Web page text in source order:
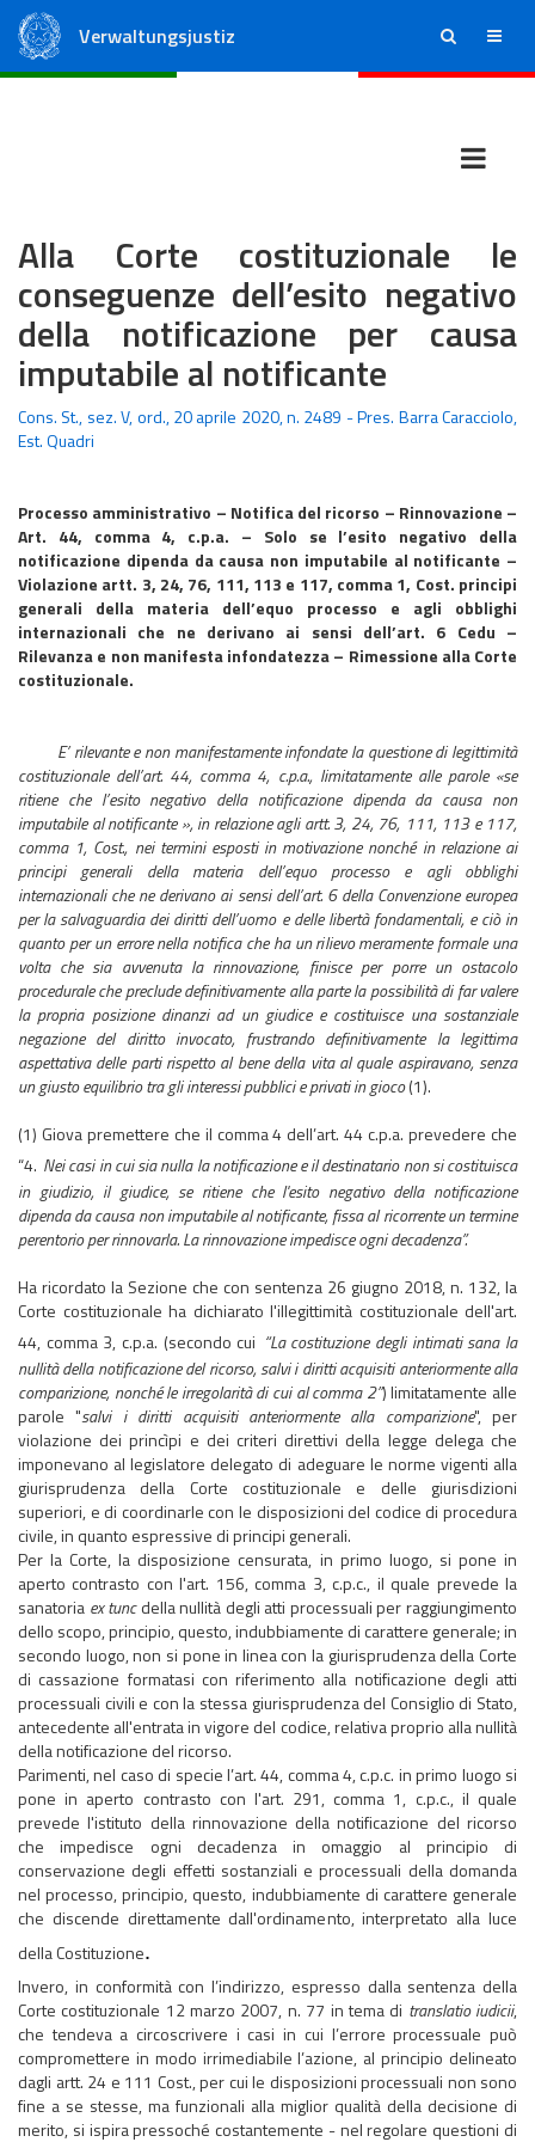
Verwaltungsjustiz ricerca menu
Alla Corte costituzionale le
conseguenze dell’esito negativo
della notificazione per causa
imputabile al notificante
Cons. St., sez. V, ord., 20 aprile 2020, n. 2489 - Pres. Barra Caracciolo,
Est. Quadri
Processo amministrativo – Notifica del ricorso – Rinnovazione –
Art. 44, comma 4, c.p.a. – Solo se l’esito negativo della
notificazione dipenda da causa non imputabile al notificante –
Violazione artt. 3, 24, 76, 111, 113 e 117, comma 1, Cost. principi
generali della materia dell’equo processo e agli obblighi
internazionali che ne derivano ai sensi dell’art. 6 Cedu –
Rilevanza e non manifesta infondatezza – Rimessione alla Corte
costituzionale.
E’ rilevante e non manifestamente infondate la questione di legittimità
costituzionale dell’art. 44, comma 4, c.p.a., limitatamente alle parole «se
ritiene che l’esito negativo della notificazione dipenda da causa non
imputabile al notificante », in relazione agli artt. 3, 24, 76, 111, 113 e 117,
comma 1, Cost., nei termini esposti in motivazione nonché in relazione ai
principi generali della materia dell’equo processo e agli obblighi
internazionali che ne derivano ai sensi dell’art. 6 della Convenzione europea
per la salvaguardia dei diritti dell’uomo e delle libertà fondamentali, e ciò in
quanto per un errore nella notifica che ha un rilievo meramente formale una
volta che sia avvenuta la rinnovazione, finisce per porre un ostacolo
procedurale che preclude definitivamente alla parte la possibilità di far valere
la propria posizione dinanzi ad un giudice e costituisce una sostanziale
negazione del diritto invocato, frustrando definitivamente la legittima
aspettativa delle parti rispetto al bene della vita al quale aspiravano, senza
un giusto equilibrio tra gli interessi pubblici e privati in gioco(1).
(1) Giova premettere che il comma 4 dell’art. 44 c.p.a. prevedere che
“4. Nei casi in cui sia nulla la notificazione e il destinatario non si costituisca
in giudizio, il giudice, se ritiene che l'esito negativo della notificazione
dipenda da causa non imputabile al notificante, fissa al ricorrente un termine
perentorio per rinnovarla. La rinnovazione impedisce ogni decadenza”.
Ha ricordato la Sezione che con sentenza 26 giugno 2018, n. 132, la
Corte costituzionale ha dichiarato l'illegittimità costituzionale dell'art.
44, comma 3, c.p.a. (secondo cui “La costituzione degli intimati sana la
nullità della notificazione del ricorso, salvi i diritti acquisiti anteriormente alla
comparizione, nonché le irregolarità di cui al comma 2”) limitatamente alle
parole "salvi i diritti acquisiti anteriormente alla comparizione", per
violazione dei princìpi e dei criteri direttivi della legge delega che
imponevano al legislatore delegato di adeguare le norme vigenti alla
giurisprudenza della Corte costituzionale e delle giurisdizioni
superiori, e di coordinarle con le disposizioni del codice di procedura
civile, in quanto espressive di principi generali.
Per la Corte, la disposizione censurata, in primo luogo, si pone in
aperto contrasto con l'art. 156, comma 3, c.p.c., il quale prevede la
sanatoria ex tuncdella nullità degli atti processuali per raggiungimento
dello scopo, principio, questo, indubbiamente di carattere generale; in
secondo luogo, non si pone in linea con la giurisprudenza della Corte
di cassazione formatasi con riferimento alla notificazione degli atti
processuali civili e con la stessa giurisprudenza del Consiglio di Stato,
antecedente all'entrata in vigore del codice, relativa proprio alla nullità
della notificazione del ricorso.
Parimenti, nel caso di specie l’art. 44, comma 4, c.p.c. in primo luogo si
pone in aperto contrasto con l'art. 291, comma 1, c.p.c., il quale
prevede l'istituto della rinnovazione della notificazione del ricorso
che impedisce ogni decadenza in omaggio al principio di
conservazione degli effetti sostanziali e processuali della domanda
nel processo, principio, questo, indubbiamente di carattere generale
che discende direttamente dall'ordinamento, interpretato alla luce
della Costituzione.
Invero, in conformità con l’indirizzo, espresso dalla sentenza della
Corte costituzionale 12 marzo 2007, n. 77 in tema di translatio iudicii,
che tendeva a circoscrivere i casi in cui l’errore processuale può
compromettere in modo irrimediabile l’azione, al principio delineato
dagli artt. 24 e 111 Cost., per cui le disposizioni processuali non sono
fine a se stesse, ma funzionali alla miglior qualità della decisione di
merito, si ispira pressoché costantemente - nel regolare questioni di